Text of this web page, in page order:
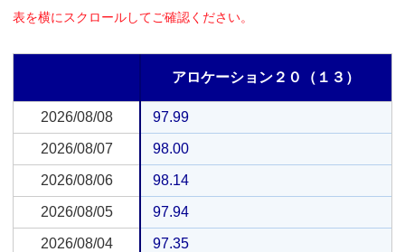
表を横にスクロールしてご確認ください。
アロケーション２０（１３）
2026/08/08 97.99
2026/08/07 98.00
2026/08/06 98.14
2026/08/05 97.94
2026/08/04 97.35
2026/08/08
2026/08/07
2026/08/06
2026/08/05
2026/08/04